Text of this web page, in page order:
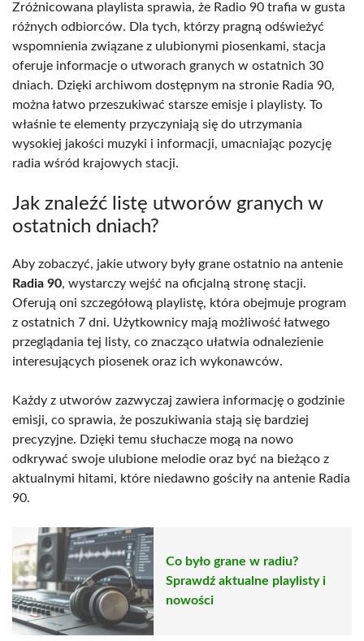
Zróżnicowana playlista sprawia, że Radio 90 trafia w gusta
różnych odbiorców. Dla tych, którzy pragną odświeżyć
wspomnienia związane z ulubionymi piosenkami, stacja
oferuje informacje o utworach granych w ostatnich 30
dniach. Dzięki archiwom dostępnym na stronie Radia 90,
można łatwo przeszukiwać starsze emisje i playlisty. To
właśnie te elementy przyczyniają się do utrzymania
wysokiej jakości muzyki i informacji, umacniając pozycję
radia wśród krajowych stacji.
Jak znaleźć listę utworów granych w
ostatnich dniach?
Aby zobaczyć, jakie utwory były grane ostatnio na antenie
Radia 90, wystarczy wejść na oficjalną stronę stacji.
Oferują oni szczegółową playlistę, która obejmuje program
z ostatnich 7 dni. Użytkownicy mają możliwość łatwego
przeglądania tej listy, co znacząco ułatwia odnalezienie
interesujących piosenek oraz ich wykonawców.
Każdy z utworów zazwyczaj zawiera informację o godzinie
emisji, co sprawia, że poszukiwania stają się bardziej
precyzyjne. Dzięki temu słuchacze mogą na nowo
odkrywać swoje ulubione melodie oraz być na bieżąco z
aktualnymi hitami, które niedawno gościły na antenie Radia
90.
Co było grane w radiu?
Sprawdź aktualne playlisty i
nowości